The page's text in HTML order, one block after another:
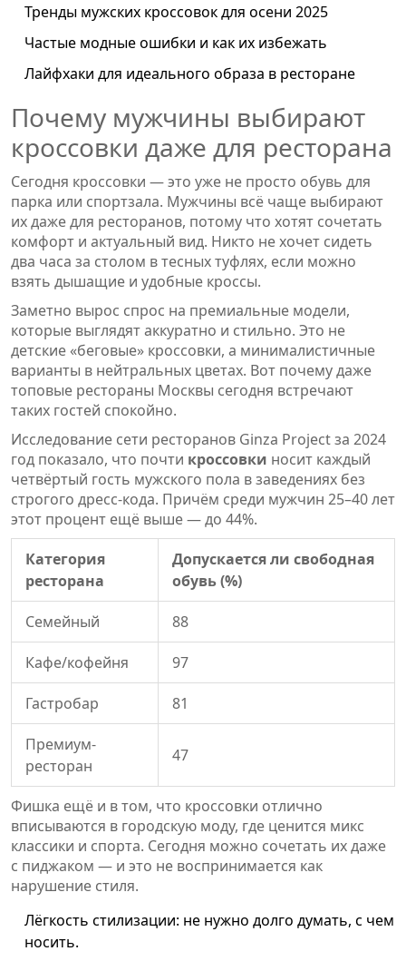
Тренды мужских кроссовок для осени 2025
Частые модные ошибки и как их избежать
Лайфхаки для идеального образа в ресторане
Почему мужчины выбирают
кроссовки даже для ресторана
Сегодня кроссовки — это уже не просто обувь для
парка или спортзала. Мужчины всё чаще выбирают
их даже для ресторанов, потому что хотят сочетать
комфорт и актуальный вид. Никто не хочет сидеть
два часа за столом в тесных туфлях, если можно
взять дышащие и удобные кроссы.
Заметно вырос спрос на премиальные модели,
которые выглядят аккуратно и стильно. Это не
детские «беговые» кроссовки, а минималистичные
варианты в нейтральных цветах. Вот почему даже
топовые рестораны Москвы сегодня встречают
таких гостей спокойно.
Исследование сети ресторанов Ginza Project за 2024
год показало, что почти кроссовки носит каждый
четвёртый гость мужского пола в заведениях без
строгого дресс-кода. Причём среди мужчин 25–40 лет
этот процент ещё выше — до 44%.
Категория
ресторана
Допускается ли свободная
обувь (%)
Семейный 88
Кафе/кофейня 97
Гастробар 81
Премиум-
ресторан
47
Фишка ещё и в том, что кроссовки отлично
вписываются в городскую моду, где ценится микс
классики и спорта. Сегодня можно сочетать их даже
с пиджаком — и это не воспринимается как
нарушение стиля.
Лёгкость стилизации: не нужно долго думать, с чем
носить.